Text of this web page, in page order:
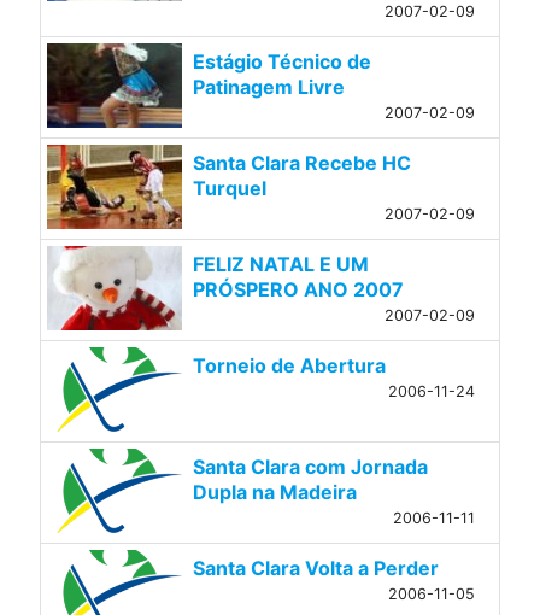
2007-02-09
Estágio Técnico de
Patinagem Livre
2007-02-09
Santa Clara Recebe HC
Turquel
2007-02-09
FELIZ NATAL E UM
PRÓSPERO ANO 2007
2007-02-09
Torneio de Abertura
2006-11-24
Santa Clara com Jornada
Dupla na Madeira
2006-11-11
Santa Clara Volta a Perder
2006-11-05